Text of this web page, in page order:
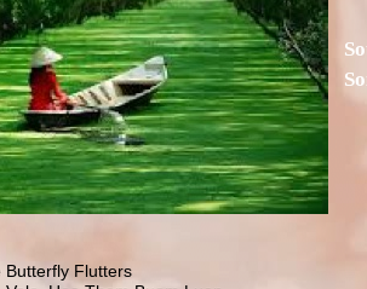
Butterfly Flutters